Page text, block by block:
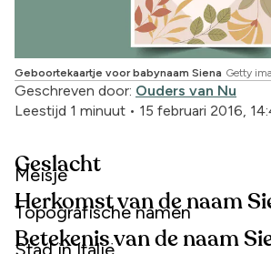
Geboortekaartje voor babynaam Siena Getty
Geschreven door: Ouders van Nu
Leestijd 1 minuut • 15 februari 2016,
Geslacht
Meisje
Herkomst van de naam
Topografische namen
Betekenis van de naam